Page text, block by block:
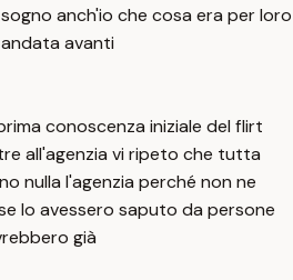
anch'io che cosa era per loro
avanti
conoscenza iniziale del flirt
all'agenzia vi ripeto che tutta
nulla l'agenzia perché non ne
lo avessero saputo da persone
già